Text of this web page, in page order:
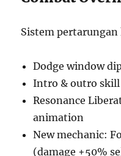
Sistem
Dodge window
Intro & outro
Resonance
animation
New mechanic:
(damage +50%